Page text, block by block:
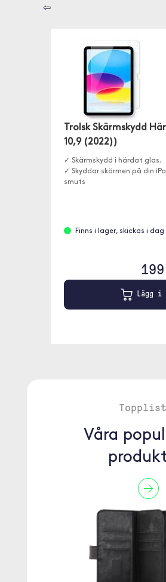
⇦
Trolsk Skärmskydd
10,9 (2022))
✓ Skärmskydd i härdat glas.
✓ Skyddar skärmen på din
smuts
Finns i lager, skickas i dag
Lägg i
Våra